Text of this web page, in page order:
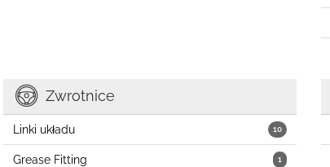
Zwrotnice
10
Linki układu
1
Grease Fitting